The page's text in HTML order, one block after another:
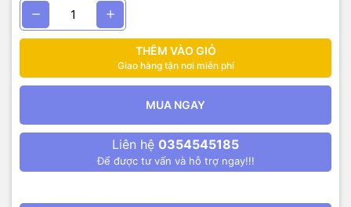
THÊM VÀO GIỎ
Giao hàng tận nơi miễn phí
MUA NGAY
Liên hệ 0354545185
Để được tư vấn và hỗ trợ ngay!!!